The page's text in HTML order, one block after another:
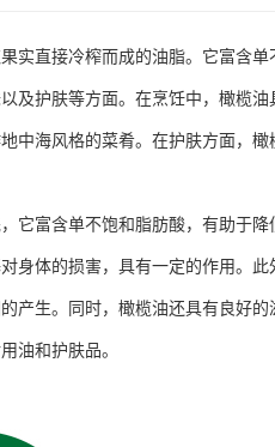
实直接冷榨而成的油脂。它富含
及护肤等方面。在烹饪中，橄榄
中海风格的菜肴。在护肤方面，
它富含单不饱和脂肪酸，有助于
身体的损害，具有一定的作用。
产生。同时，橄榄油还具有良好
油和护肤品。